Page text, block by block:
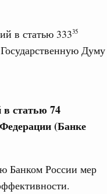
в статью 33335
Думу
в статью 74
(Банке
Банком России мер